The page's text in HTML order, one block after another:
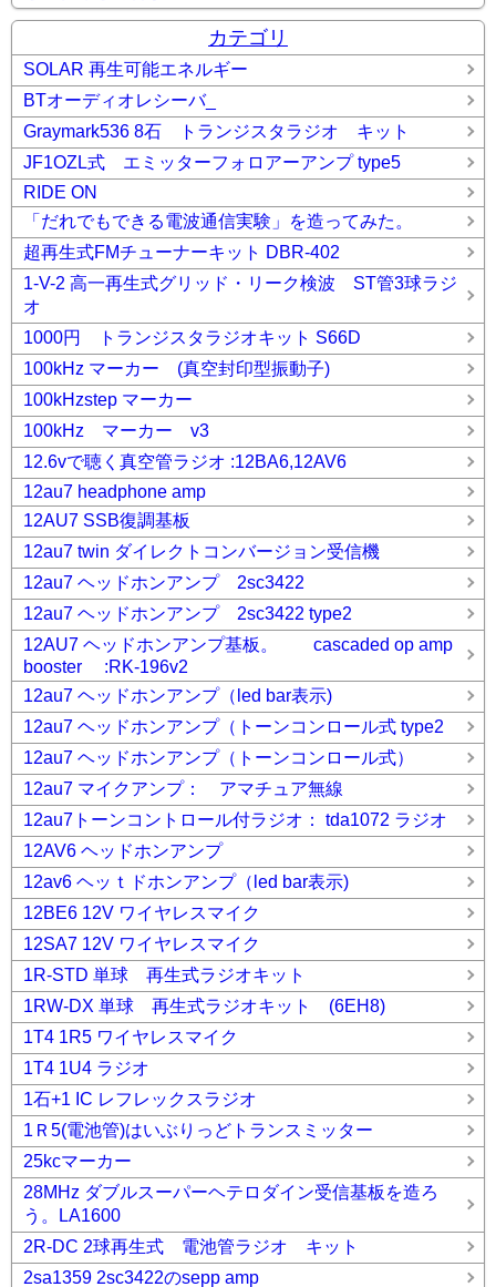
カテゴリ
SOLAR 再生可能エネルギー
BTオーディオレシーバ_
Graymark536 8石 トランジスタラジオ キット
JF1OZL式 エミッターフォロアーアンプ type5
RIDE ON
「だれでもできる電波通信実験」を造ってみた。
超再生式FMチューナーキット DBR-402
1-V-2 高一再生式グリッド・リーク検波 ST管3球ラジ
オ
1000円 トランジスタラジオキット S66D
100kHz マーカー (真空封印型振動子)
100kHzstep マーカー
100kHz マーカー v3
12.6vで聴く真空管ラジオ :12BA6,12AV6
12au7 headphone amp
12AU7 SSB復調基板
12au7 twin ダイレクトコンバージョン受信機
12au7 ヘッドホンアンプ 2sc3422
12au7 ヘッドホンアンプ 2sc3422 type2
12AU7 ヘッドホンアンプ基板。 cascaded op amp
booster :RK-196v2
12au7 ヘッドホンアンプ（led bar表示)
12au7 ヘッドホンアンプ（トーンコンロール式 type2
12au7 ヘッドホンアンプ（トーンコンロール式）
12au7 マイクアンプ： アマチュア無線
12au7トーンコントロール付ラジオ： tda1072 ラジオ
12AV6 ヘッドホンアンプ
12av6 ヘッｔドホンアンプ（led bar表示)
12BE6 12V ワイヤレスマイク
12SA7 12V ワイヤレスマイク
1R-STD 単球 再生式ラジオキット
1RW-DX 単球 再生式ラジオキット (6EH8)
1T4 1R5 ワイヤレスマイク
1T4 1U4 ラジオ
1石+1 IC レフレックスラジオ
1Ｒ5(電池管)はいぶりっどトランスミッター
25kcマーカー
28MHz ダブルスーパーヘテロダイン受信基板を造ろ
う。LA1600
2R-DC 2球再生式 電池管ラジオ キット
2sa1359 2sc3422のsepp amp